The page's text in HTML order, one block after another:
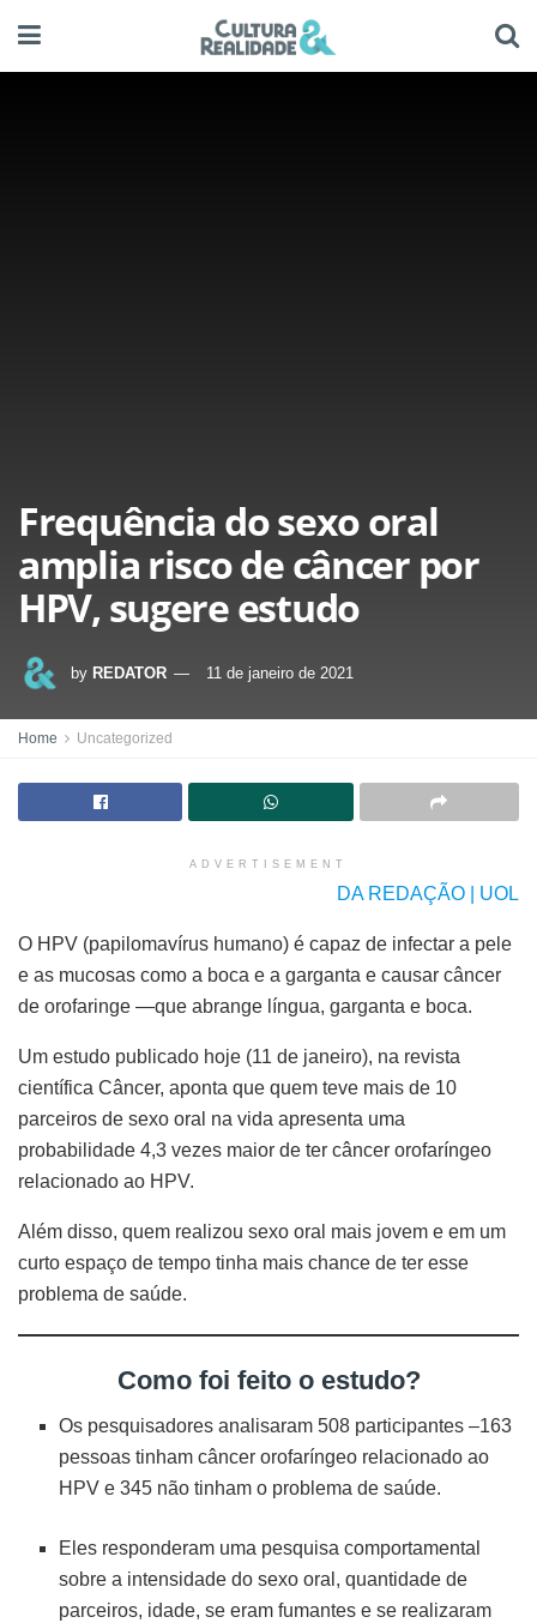
Frequência do sexo oral
amplia risco de câncer por
HPV, sugere estudo
by REDATOR 11 de janeiro de 2021
Home Uncategorized
ADVERTISEMENT
DA REDAÇÃO | UOL
O HPV (papilomavírus humano) é capaz de infectar a pele
e as mucosas como a boca e a garganta e causar câncer
de orofaringe —que abrange língua, garganta e boca.
Um estudo publicado hoje (11 de janeiro), na revista
científica Câncer, aponta que quem teve mais de 10
parceiros de sexo oral na vida apresenta uma
probabilidade 4,3 vezes maior de ter câncer orofaríngeo
relacionado ao HPV.
Além disso, quem realizou sexo oral mais jovem e em um
curto espaço de tempo tinha mais chance de ter esse
problema de saúde.
Como foi feito o estudo?
Os pesquisadores analisaram 508 participantes –163
pessoas tinham câncer orofaríngeo relacionado ao
HPV e 345 não tinham o problema de saúde.
Eles responderam uma pesquisa comportamental
sobre a intensidade do sexo oral, quantidade de
parceiros, idade, se eram fumantes e se realizaram